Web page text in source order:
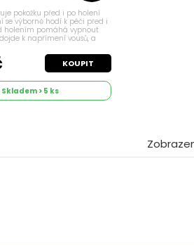
pokožku před i po holení
se výborně hodí k péči před i
holením pomáhá vypnout
k napřímení vousů, a
stahující a...
KOUPIT
Skladem > 5 ks